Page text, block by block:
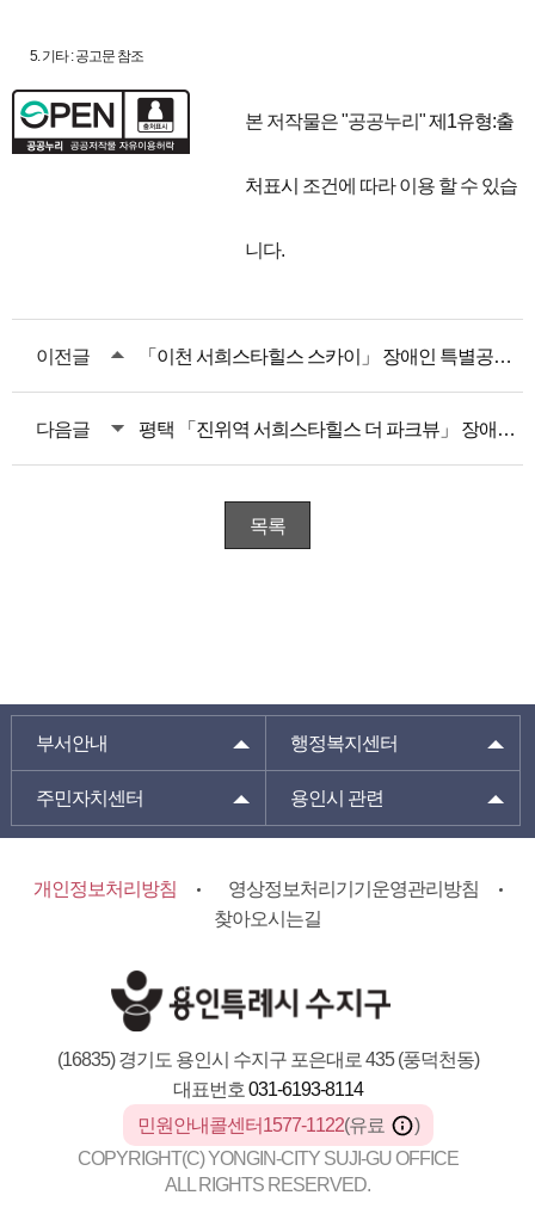
5. 기타 : 공고문 참조
본 저작물은 "공공누리"제1유형:출
처표시 조건에 따라 이용 할 수 있습
니다.
이전글 「이천 서희스타힐스 스카이」 장애인 특별공급 안내
다음글 평택 「진위역 서희스타힐스 더 파크뷰」 장애인 특별공급 안내
목록
부서안내 행정복지센터
주민자치센터 용인시 관련
개인정보처리방침
영상정보처리기기운영관리방침
찾아오시는길
(16835) 경기도 용인시 수지구 포은대로 435 (풍덕천동)
대표번호 031-6193-8114
민원안내콜센터1577-1122(유료
)
COPYRIGHT(C) YONGIN-CITY SUJI-GU OFFICE
ALL RIGHTS RESERVED.